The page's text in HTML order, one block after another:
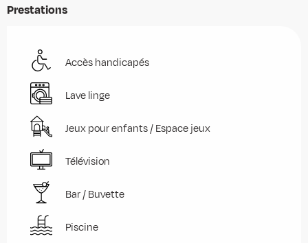
Prestations
Accès handicapés
Lave linge
Jeux pour enfants / Espace jeux
Télévision
Bar / Buvette
Piscine